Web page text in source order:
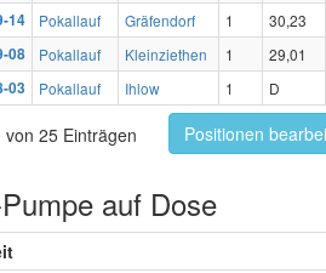
14
Pokallauf Gräfendorf 1
30,23
08
Pokallauf Kleinziethen 1
29,01
03
Pokallauf Ihlow 1 D
von 25 Einträgen Positionen
auf Dose